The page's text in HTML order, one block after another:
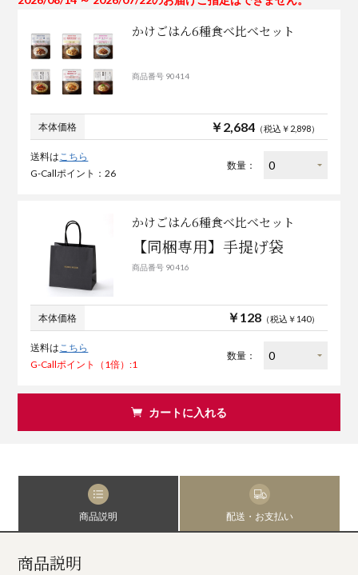
かけごはん6種食べ比べセット
商品番号 90414
本体価格 ￥2,684（税込￥2,898）
送料はこちら
G-Callポイント：26
数量：
かけごはん6種食べ比べセット
【同梱専用】手提げ袋
商品番号 90416
本体価格 ￥128（税込￥140）
送料は こちら
G-Callポイント（1倍）:1
数量：
カートに入れる
商品説明 配送・お支払い
商品説明